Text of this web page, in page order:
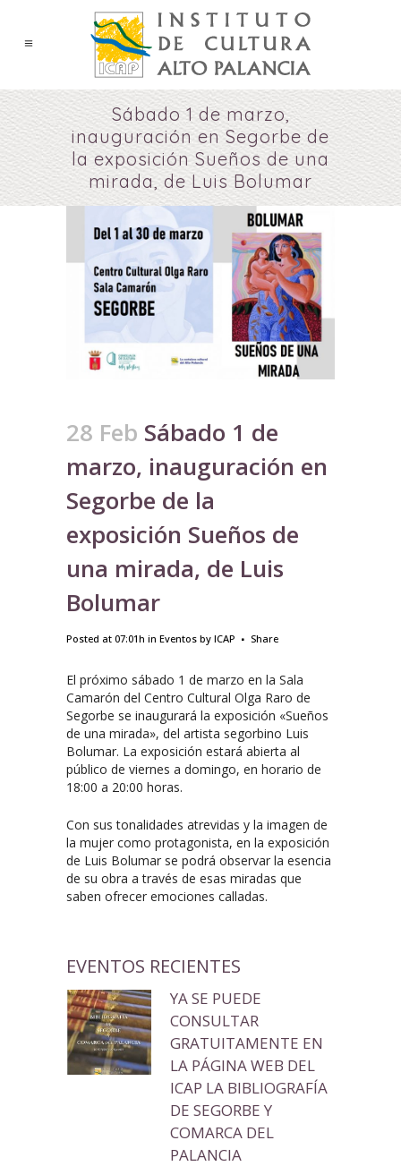
Sábado 1 de marzo,
inauguración en Segorbe de
la exposición Sueños de una
mirada, de Luis Bolumar
28 Feb Sábado 1 de
marzo, inauguración en
Segorbe de la
exposición Sueños de
una mirada, de Luis
Bolumar
Posted at 07:01h in Eventos by ICAP Share
El próximo sábado 1 de marzo en la Sala
Camarón del Centro Cultural Olga Raro de
Segorbe se inaugurará la exposición «Sueños
de una mirada», del artista segorbino Luis
Bolumar. La exposición estará abierta al
público de viernes a domingo, en horario de
18:00 a 20:00 horas.
Con sus tonalidades atrevidas y la imagen de
la mujer como protagonista, en la exposición
de Luis Bolumar se podrá observar la esencia
de su obra a través de esas miradas que
saben ofrecer emociones calladas.
EVENTOS RECIENTES
YA SE PUEDE
CONSULTAR
GRATUITAMENTE EN
LA PÁGINA WEB DEL
ICAP LA BIBLIOGRAFÍA
DE SEGORBE Y
COMARCA DEL
PALANCIA